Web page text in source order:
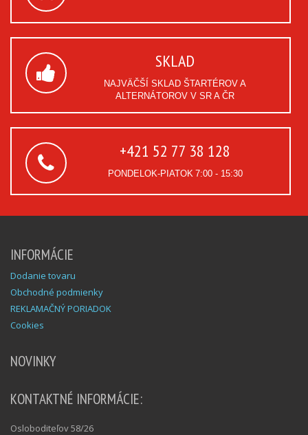
SKLAD
NAJVÄČŠÍ SKLAD ŠTARTÉROV A
ALTERNÁTOROV V SR A ČR
+421 52 77 38 128
PONDELOK-PIATOK 7:00 - 15:30
INFORMÁCIE
Dodanie tovaru
Obchodné podmienky
REKLAMAČNÝ PORIADOK
Cookies
NOVINKY
KONTAKTNÉ INFORMÁCIE:
Osloboditeľov 58/26